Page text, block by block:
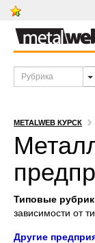
METALWEB КУРСК
Типовые
зависимости от
Другие